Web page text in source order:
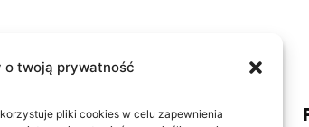
o twoją prywatność
pliki cookies w celu zapewnienia
96/98